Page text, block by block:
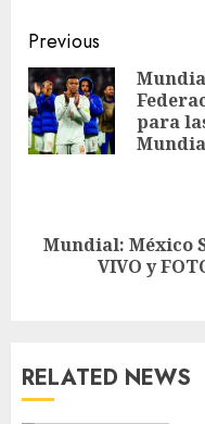
Previous
para
Mundial: México
VIVO y
RELATED NEWS